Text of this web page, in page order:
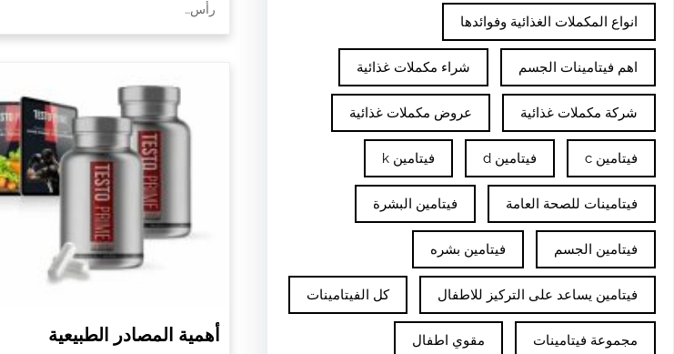
انواع المكملات الغذائية وفوائدها
اهم فيتامينات الجسم شراء مكملات غذائية
شركة مكملات غذائية عروض مكملات غذائية
فيتامين c فيتامين d فيتامين k
فيتامينات للصحة العامة فيتامين البشرة
فيتامين الجسم فيتامين بشره
فيتامين يساعد على التركيز للاطفال كل الفيتامينات
مجموعة فيتامينات مقوي اطفال
رأس…
أهمية المصادر الطبيعية